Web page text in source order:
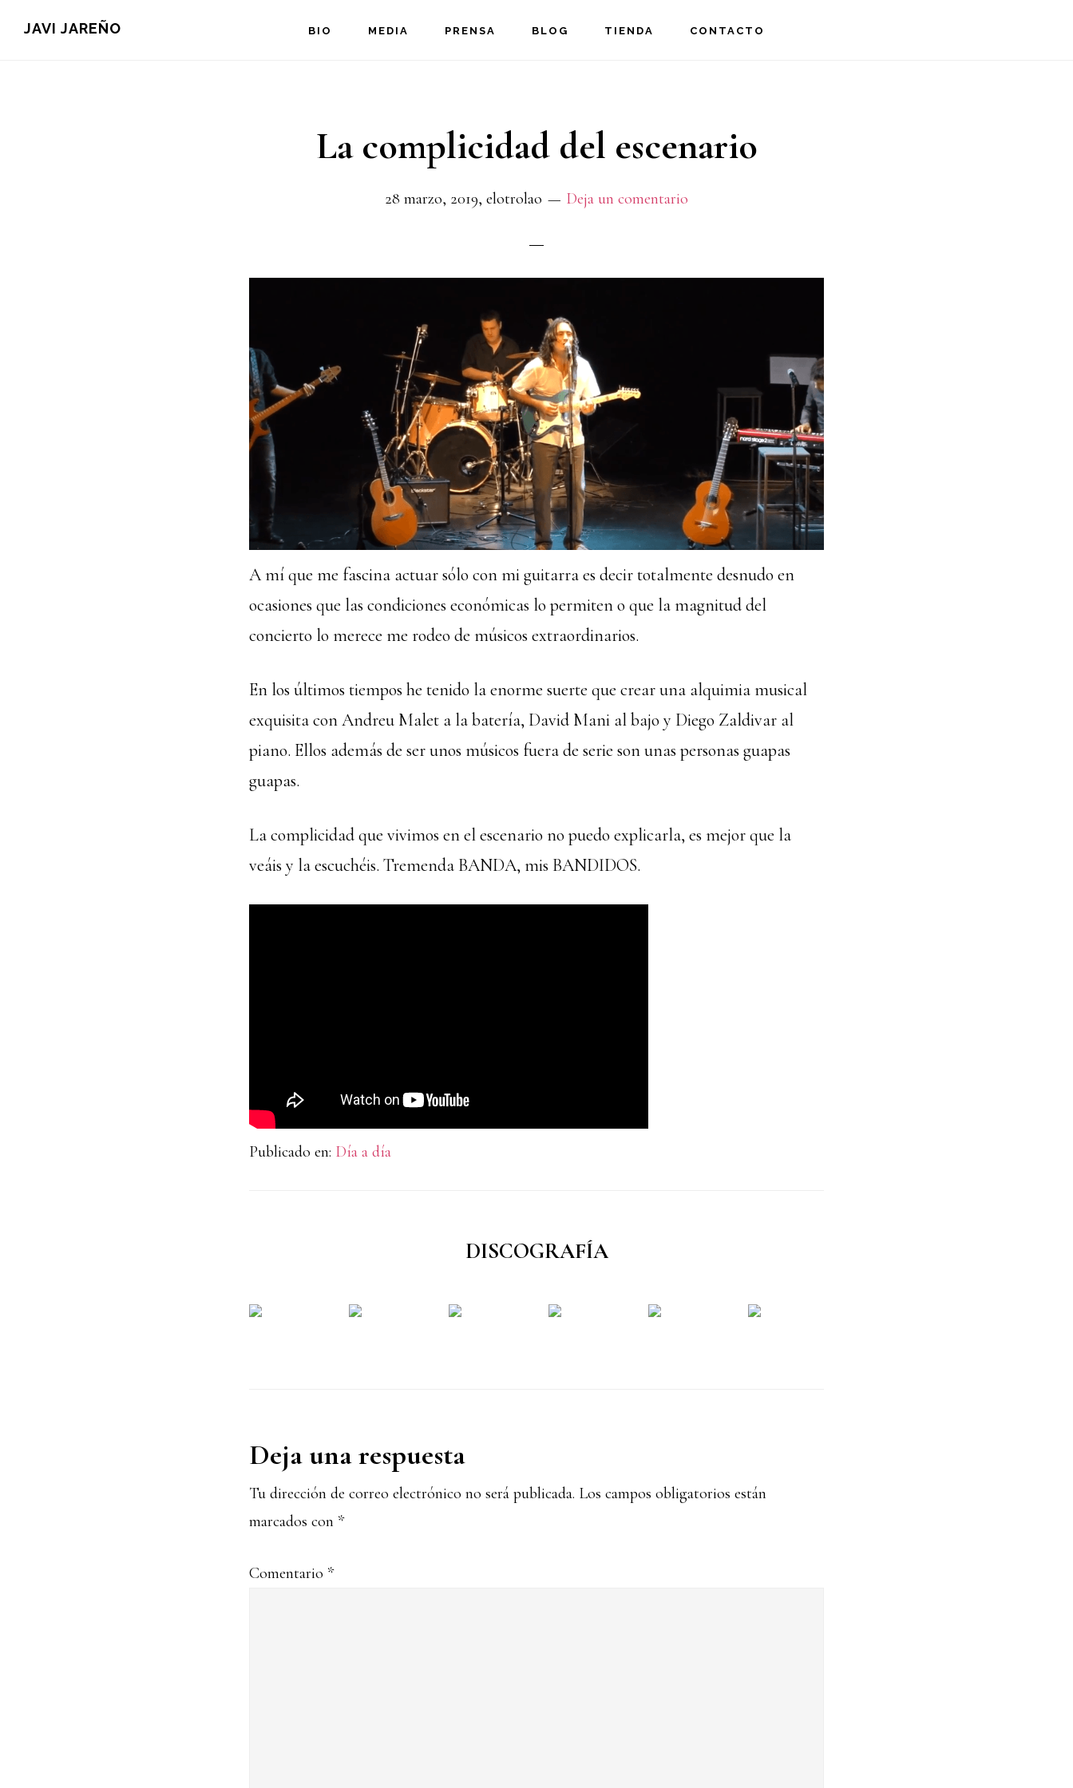
JAVI JAREÑO BIO MEDIA PRENSA BLOG TIENDA CONTACTO
La complicidad del escenario
28 marzo, 2019, elotrolao Deja un comentario
A mí que me fascina actuar sólo con mi guitarra es decir totalmente desnudo en
ocasiones que las condiciones económicas lo permiten o que la magnitud del
concierto lo merece me rodeo de músicos extraordinarios.
En los últimos tiempos he tenido la enorme suerte que crear una alquimia musical
exquisita con Andreu Malet a la batería, David Mani al bajo y Diego Zaldivar al
piano. Ellos además de ser unos músicos fuera de serie son unas personas guapas
guapas.
La complicidad que vivimos en el escenario no puedo explicarla, es mejor que la
veáis y la escuchéis. Tremenda BANDA, mis BANDIDOS.
Publicado en: Día a día
DISCOGRAFÍA
Interacciones
con
los
lectores
Deja una respuesta
Tu dirección de correo electrónico no será publicada. Los campos obligatorios están
marcados con *
Comentario *